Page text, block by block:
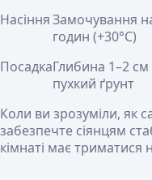
НасінняЗамочування
годин (+30°C)
ПосадкаГлибина 1–2 см
пухкий ґрунт
Коли ви зрозуміли, як
забезпечте сіянцям
кімнаті має триматися